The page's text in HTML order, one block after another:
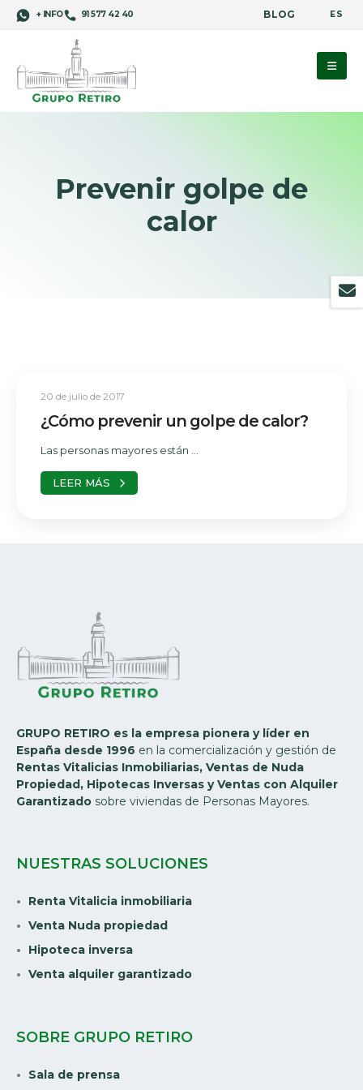
+ INFO 91 577 42 40 BLOG ES
Prevenir golpe de
calor
20 de julio de 2017
¿Cómo prevenir un golpe de calor?
Las personas mayores están ...
LEER MÁS
GRUPO RETIRO es la empresa pionera y líder en
España desde 1996 en la comercialización y gestión de
Rentas Vitalicias Inmobiliarias, Ventas de Nuda
Propiedad, Hipotecas Inversas y Ventas con Alquiler
Garantizado sobre viviendas de Personas Mayores.
NUESTRAS SOLUCIONES
Renta Vitalicia inmobiliaria
Venta Nuda propiedad
Hipoteca inversa
Venta alquiler garantizado
SOBRE GRUPO RETIRO
Sala de prensa